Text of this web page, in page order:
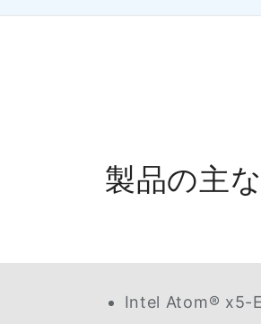
製品の主
Intel Atom® x5-